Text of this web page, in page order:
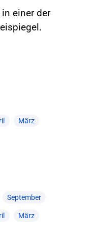
einer der
März
September
März